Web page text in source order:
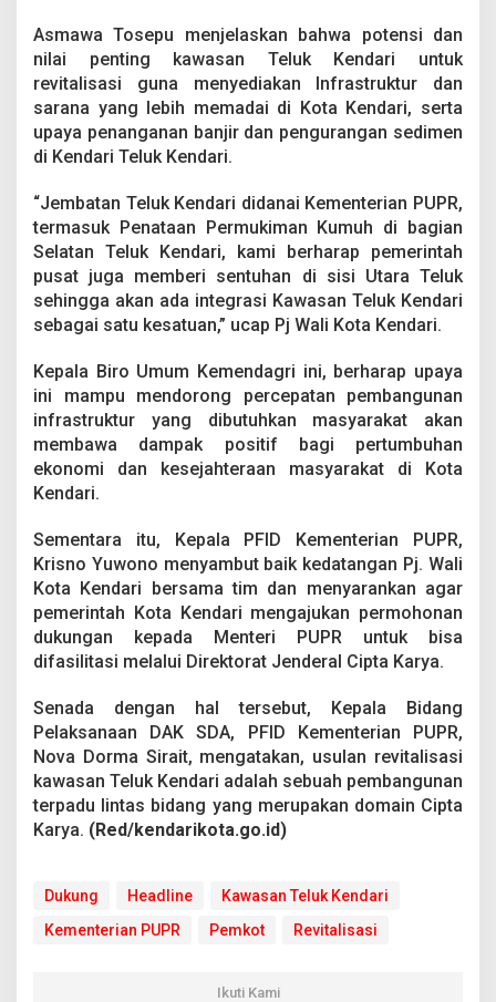
n
r
i
Asmawa Tosepu menjelaskan bahwa potensi dan
nilai penting kawasan Teluk Kendari untuk
revitalisasi guna menyediakan Infrastruktur dan
sarana yang lebih memadai di Kota Kendari, serta
upaya penanganan banjir dan pengurangan sedimen
di Kendari Teluk Kendari.
“Jembatan Teluk Kendari didanai Kementerian PUPR,
termasuk Penataan Permukiman Kumuh di bagian
Selatan Teluk Kendari, kami berharap pemerintah
pusat juga memberi sentuhan di sisi Utara Teluk
sehingga akan ada integrasi Kawasan Teluk Kendari
sebagai satu kesatuan,” ucap Pj Wali Kota Kendari.
Kepala Biro Umum Kemendagri ini, berharap upaya
ini mampu mendorong percepatan pembangunan
infrastruktur yang dibutuhkan masyarakat akan
membawa dampak positif bagi pertumbuhan
ekonomi dan kesejahteraan masyarakat di Kota
Kendari.
Sementara itu, Kepala PFID Kementerian PUPR,
Krisno Yuwono menyambut baik kedatangan Pj. Wali
Kota Kendari bersama tim dan menyarankan agar
pemerintah Kota Kendari mengajukan permohonan
dukungan kepada Menteri PUPR untuk bisa
difasilitasi melalui Direktorat Jenderal Cipta Karya.
Senada dengan hal tersebut, Kepala Bidang
Pelaksanaan DAK SDA, PFID Kementerian PUPR,
Nova Dorma Sirait, mengatakan, usulan revitalisasi
kawasan Teluk Kendari adalah sebuah pembangunan
terpadu lintas bidang yang merupakan domain Cipta
Karya. (Red/kendarikota.go.id)
Dukung Headline
Kawasan Teluk Kendari
Kementerian PUPR
Pemkot Revitalisasi
Ikuti Kami